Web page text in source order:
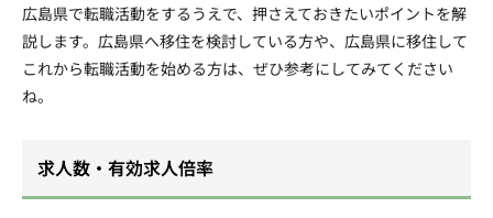
広島県で転職活動をするうえで、押さえておきたいポイントを解
説します。広島県へ移住を検討している方や、広島県に移住して
これから転職活動を始める方は、ぜひ参考にしてみてください
ね。
求人数・有効求人倍率